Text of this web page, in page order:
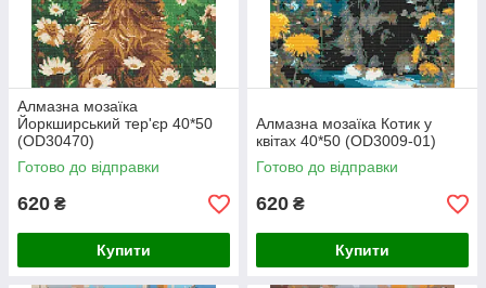
Алмазна мозаїка
Йоркширський тер'єр 40*50
(OD30470)
Готово до відправки
620 ₴
Купити
Алмазна мозаїка Котик у
квітах 40*50 (OD3009-01)
Готово до відправки
620 ₴
Купити